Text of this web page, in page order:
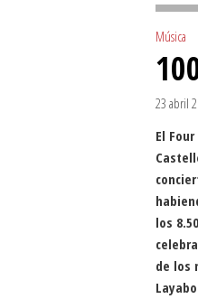
Música
23 abril
El
los
de los